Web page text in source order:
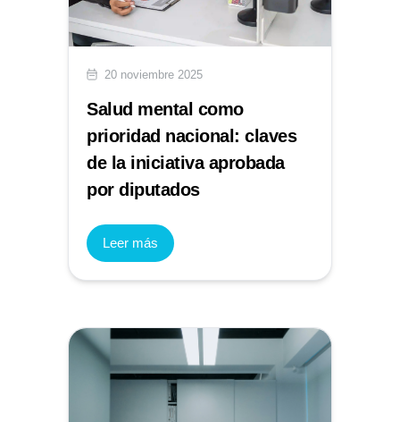
20 noviembre 2025
Salud mental como
prioridad nacional: claves
de la iniciativa aprobada
por diputados
Leer más